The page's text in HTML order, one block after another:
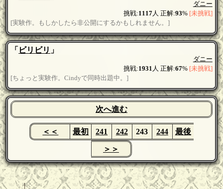
ダニー
挑戦:1117人 正解:93% [未挑戦]
[実験作。もしかしたら非公開にするかもしれません。]
「 ビリビリ 」
ダニー
挑戦:1931 人 正解:67% [未挑戦]
[ちょっと実験作。Cindyで同時出題中。]
次へ進む
＜＜ 最初 241 242 243 244 最後
＞＞